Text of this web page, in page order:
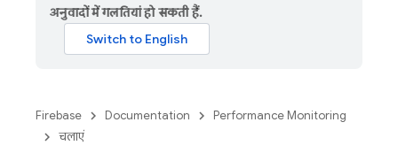
अनुवादों में गलतियां हो सकती हैं.
Firebase Documentation
Performance Monitoring
चलाएं